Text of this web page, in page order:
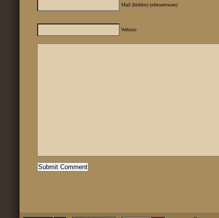
Mail (hidden) (обязательно)
Website